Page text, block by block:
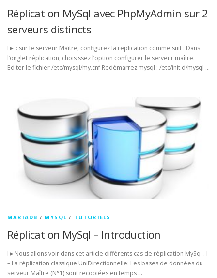
Réplication MySql avec PhpMyAdmin sur 2
serveurs distincts
I► : sur le serveur Maître, configurez la réplication comme suit : Dans
l’onglet réplication, choisissez l’option configurer le serveur maître.
Editer le fichier /etc/mysql/my.cnf Redémarrez mysql : /etc/init.d/mysql …
MARIADB / MYSQL / TUTORIELS
Réplication MySql – Introduction
I►Nous allons voir dans cet article différents cas de réplication MySql . I
– La réplication classique UniDirectionnelle: Les bases de données du
serveur Maître (N°1) sont recopiées en temps …